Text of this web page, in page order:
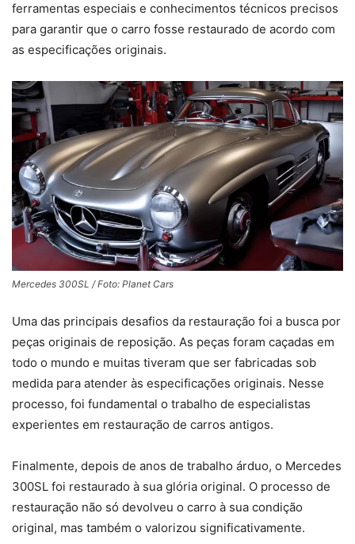
ferramentas especiais e conhecimentos técnicos precisos
para garantir que o carro fosse restaurado de acordo com
as especificações originais.
Mercedes 300SL / Foto: Planet Cars
Uma das principais desafios da restauração foi a busca por
peças originais de reposição. As peças foram caçadas em
todo o mundo e muitas tiveram que ser fabricadas sob
medida para atender às especificações originais. Nesse
processo, foi fundamental o trabalho de especialistas
experientes em restauração de carros antigos.
Finalmente, depois de anos de trabalho árduo, o Mercedes
300SL foi restaurado à sua glória original. O processo de
restauração não só devolveu o carro à sua condição
original, mas também o valorizou significativamente.